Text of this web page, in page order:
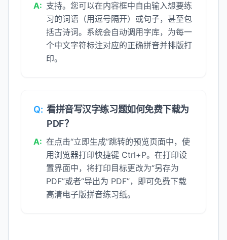
A: 支持。您可以在内容框中自由输入想要练
习的词语（用逗号隔开）或句子，甚至包
括古诗词。系统会自动调用字库，为每一
个中文字符标注对应的正确拼音并排版打
印。
Q: 看拼音写汉字练习题如何免费下载为
PDF？
A: 在点击“立即生成”跳转的预览页面中，使
用浏览器打印快捷键 Ctrl+P。在打印设
置界面中，将打印目标更改为“另存为
PDF”或者“导出为 PDF”，即可免费下载
高清电子版拼音练习纸。